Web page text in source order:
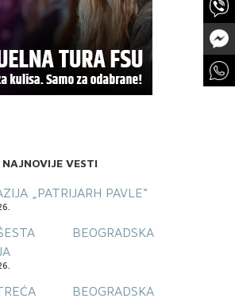
NAJNOVIJE VESTI
„PATRIJARH PAVLE“
BEOGRADSKA
BEOGRADSKA